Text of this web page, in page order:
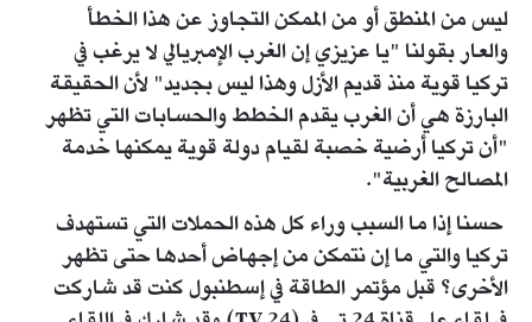
ليس من المنطق أو من الممكن التجاوز عن هذا الخطأ
والعار بقولنا "يا عزيزي إن الغرب الإمبريالي لا يرغب في
تركيا قوية منذ قديم الأزل وهذا ليس بجديد" لأن الحقيقة
البارزة هي أن الغرب يقدم الخطط والحسابات التي تظهر
"أن تركيا أرضية خصبة لقيام دولة قوية يمكنها خدمة
المصالح الغربية".
حسنا إذا ما السبب وراء كل هذه الحملات التي تستهدف
تركيا والتي ما إن نتمكن من إجهاض أحدها حتى تظهر
الأخرى؟ قبل مؤتمر الطاقة في إسطنبول كنت قد شاركت